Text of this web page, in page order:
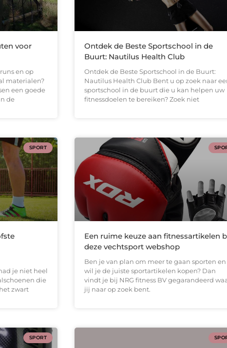
voor
en op
materialen?
een goede
de
Ontdek de Beste Sportschool in de
Buurt: Nautilus Health Club
Ontdek de Beste Sportschool in de Buurt:
Nautilus Health Club Bent u op zoek naar
sportschool in de buurt die u kan helpen uw
fitnessdoelen te bereiken? Zoek niet
SPORT
je niet heel
die
zwart
Een ruime keuze aan fitnessartikelen
deze vechtsport webshop
Ben je van plan om meer te gaan sporten en
wil je de juiste sportartikelen kopen? Dan
vindt je bij NRG fitness BV gegarandeerd
jij naar op zoek bent.
SPORT